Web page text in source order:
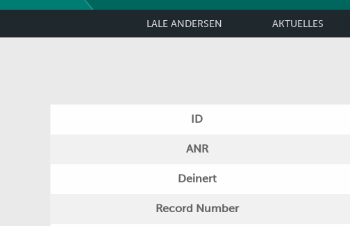
LALE ANDERSEN AKTUELLES
ID
ANR
Deinert
Record Number